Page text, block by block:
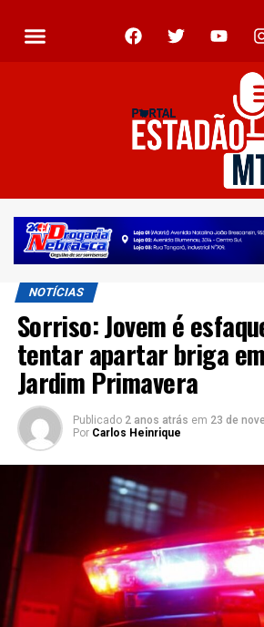
NOTÍCIAS
Sorriso: Jovem é
tentar apartar briga
Jardim Primavera
Publicado 2 anos atrás em 23 de
Por Carlos Heinrique